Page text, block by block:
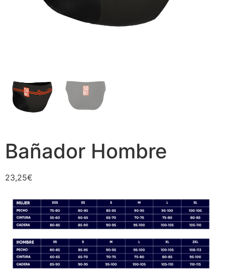
Bañador Hombre
23,25€